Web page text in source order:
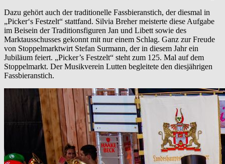
Dazu gehört auch der traditionelle Fassbieranstich, der diesmal in
„Picker‘s Festzelt“ stattfand. Silvia Breher meisterte diese Aufgabe
im Beisein der Traditionsfiguren Jan und Libett sowie des
Marktausschusses gekonnt mit nur einem Schlag. Ganz zur Freude
von Stoppelmarktwirt Stefan Surmann, der in diesem Jahr ein
Jubiläum feiert. „Picker’s Festzelt“ steht zum 125. Mal auf dem
Stoppelmarkt. Der Musikverein Lutten begleitete den diesjährigen
Fassbieranstich.